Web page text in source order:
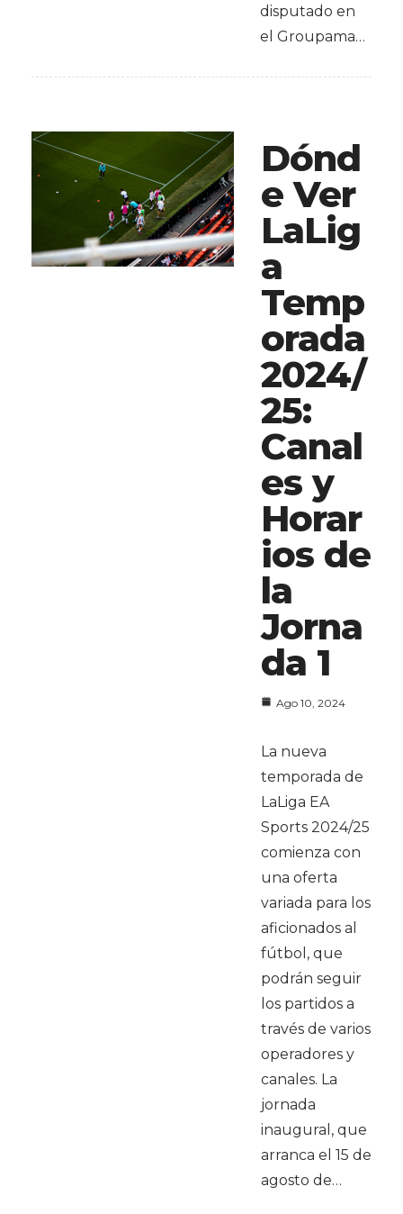
disputado en
el Groupama…
Dónd
e Ver
LaLig
a
Temp
orada
2024/
25:
Canal
es y
Horar
ios de
la
Jorna
da 1
Ago 10, 2024
La nueva
temporada de
LaLiga EA
Sports 2024/25
comienza con
una oferta
variada para los
aficionados al
fútbol, que
podrán seguir
los partidos a
través de varios
operadores y
canales. La
jornada
inaugural, que
arranca el 15 de
agosto de…